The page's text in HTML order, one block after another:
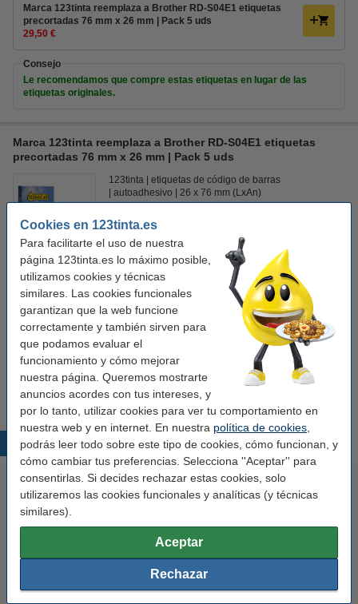
Cookies en 123tinta.es
Para facilitarte el uso de nuestra
página 123tinta.es lo máximo posible,
utilizamos cookies y técnicas
similares. Las cookies funcionales
garantizan que la web funcione
correctamente y también sirven para
que podamos evaluar el
funcionamiento y cómo mejorar
nuestra página. Queremos mostrarte
anuncios acordes con tus intereses, y
por lo tanto, utilizar cookies para ver tu comportamiento en
nuestra web y en internet. En nuestra política de cookies
podrás leer todo sobre este tipo de cookies, cómo funcionan, y
cómo cambiar tus preferencias. Selecciona ''Aceptar'' para
consentirlas. Si decides rechazar estas cookies, solo
utilizaremos las cookies funcionales y analíticas (y técnicas
similares).
Aceptar
Rechazar
Marca 123tinta reemplaza a Brother RD-S04E1 etiquetas
precortadas 76 mm x 26 mm | Pack 5 uds
29,50 €
Consejo
Le recomendamos que compre estas etiquetas en lugar de las
etiquetas originales.
Marca 123tinta reemplaza a Brother RD-S04E1 etiquetas
precortadas 76 mm x 26 mm | Pack 5 uds
123tinta
etiquetas de código de barras
autoadhesivo
26 x 76 mm (LxAn)
Ver características y descripción
En stock
¡Recíbelo el lunes!
Precio por etiqu
0,004 €
29,50 € Comprar
Consejo
Le recomendamos que compre estas etiquetas en lugar de las
etiquetas originales.
Productos destacados
123tinta Papel fotográfico
123tinta Pilas Alcalinas Xtreme